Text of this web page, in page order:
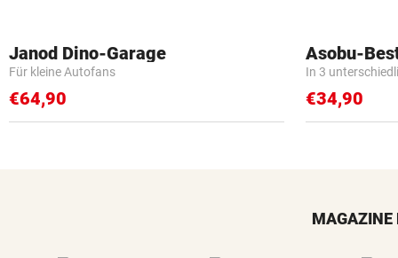
Janod Dino-Garage
Für kleine Autofans
€64,90
Asobu-
In 3
€34,90
MAGAZINE